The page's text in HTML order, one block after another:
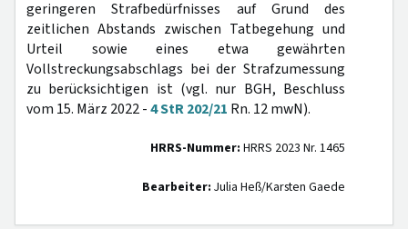
geringeren Strafbedürfnisses auf Grund des
zeitlichen Abstands zwischen Tatbegehung und
Urteil sowie eines etwa gewährten
Vollstreckungsabschlags bei der Strafzumessung
zu berücksichtigen ist (vgl. nur BGH, Beschluss
vom 15. März 2022 -4 StR 202/21 Rn. 12 mwN).
HRRS-Nummer: HRRS 2023 Nr. 1465
Bearbeiter: Julia Heß/Karsten Gaede